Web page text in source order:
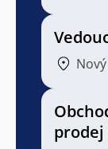
prodej